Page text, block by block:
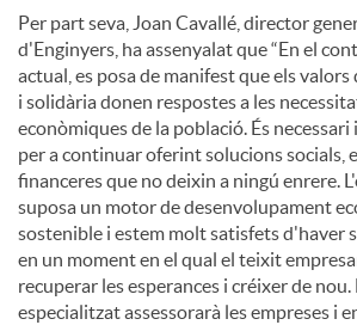
Per part seva, Joan Cavallé, director
d'Enginyers, ha assenyalat que “En el
actual, es posa de manifest que els valors
i solidària donen respostes a les
econòmiques de la població. És
per a continuar oferint solucions socials,
financeres que no deixin a ningú enrere.
suposa un motor de desenvolupament
sostenible i estem molt satisfets d'haver
en un moment en el qual el teixit
recuperar les esperances i créixer de
especialitzat assessorarà les empreses i